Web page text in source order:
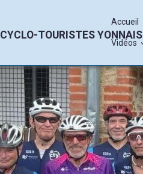
CYCLO-TOURISTES YONNAIS
Accueil
Vidéos